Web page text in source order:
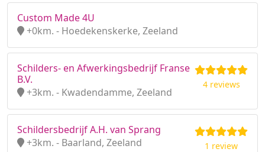
Custom Made 4U
+0km. - Hoedekenskerke, Zeeland
Schilders- en Afwerkingsbedrijf Franse
B.V.
+3km. - Kwadendamme, Zeeland
4 reviews
Schildersbedrijf A.H. van Sprang
+3km. - Baarland, Zeeland
1 review